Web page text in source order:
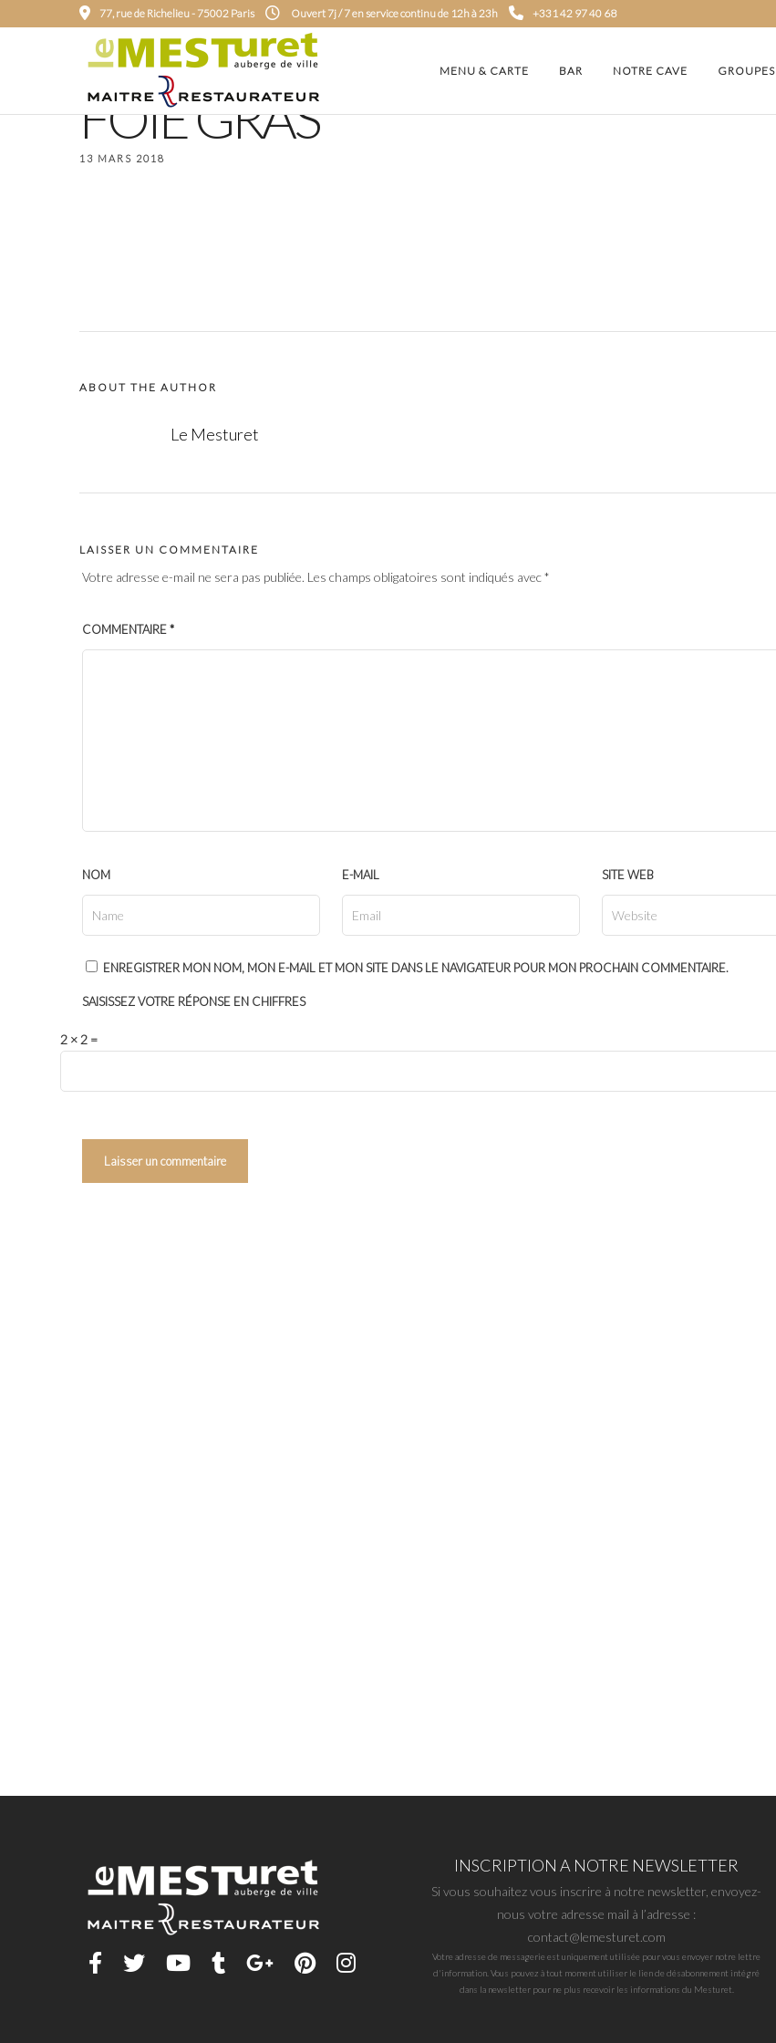
77, rue de Richelieu - 75002 Paris Ouvert 7j / 7 en service continu de 12h à 23h +331 42 97 40 68
MENU & CARTE BAR NOTRE CAVE GROUPES
FOIE GRAS
13 MARS 2018
ABOUT THE AUTHOR
Le Mesturet
LAISSER UN COMMENTAIRE
Votre adresse e-mail ne sera pas publiée. Les champs obligatoires sont indiqués avec*
COMMENTAIRE*
NOM E-MAIL SITE WEB
ENREGISTRER MON NOM, MON E-MAIL ET MON SITE DANS LE NAVIGATEUR POUR MON PROCHAIN COMMENTAIRE.
SAISISSEZ VOTRE RÉPONSE EN CHIFFRES
2 × 2 =
INSCRIPTION A NOTRE NEWSLETTER
Si vous souhaitez vous inscrire à notre newsletter, envoyez-
nous votre adresse mail à l’adresse :
contact@lemesturet.com
Votre adresse de messagerie est uniquement utilisée pour vous envoyer notre lettre
d'information. Vous pouvez à tout moment utiliser le lien de désabonnement intégré
dans la newsletter pour ne plus recevoir les informations du Mesturet.